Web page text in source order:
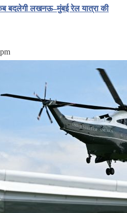
बदलेगी लखनऊ–मुंबई रेल यात्रा की